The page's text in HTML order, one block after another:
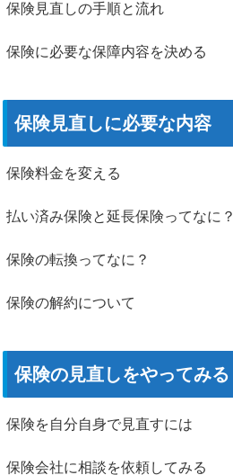
保険見直しの手順と流れ
保険に必要な保障内容を決める
保険見直しに必要な内容
保険料金を変える
払い済み保険と延長保険ってなに？
保険の転換ってなに？
保険の解約について
保険の見直しをやってみる
保険を自分自身で見直すには
保険会社に相談を依頼してみる